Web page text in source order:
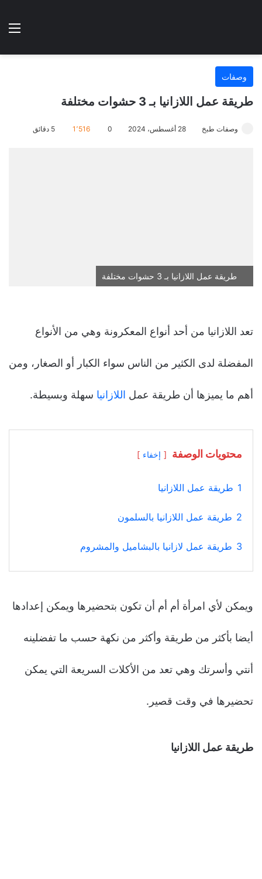
الوضع
وصفات
طريقة عمل اللازانيا بـ 3 حشوات مختلفة
وصفات طبخ 28 أغسطس، 2024 0 1٬516
طريقة عمل اللازانيا بـ 3 حشوات مختلفة
تعد اللازانيا من أحد أنواع المعكرونة وهي من الأنواع
المفضلة لدى الكثير من الناس سواء الكبار أو الصغار، ومن
أهم ما يميزها أن طريقة عمل اللازانيا سهلة وبسيطة.
محتويات الوصفة إخفاء
1 طريقة عمل اللازانيا
2 طريقة عمل اللازانيا بالسلمون
3 طريقة عمل لازانيا بالبشاميل والمشروم
ويمكن لأي امرأة أم أم أن تكون بتحضيرها ويمكن إعدادها
أيضا بأكثر من طريقة وأكثر من نكهة حسب ما تفضلينه
أنتي وأسرتك وهي تعد من الأكلات السريعة التي يمكن
تحضيرها في وقت قصير.
طريقة عمل اللازانيا